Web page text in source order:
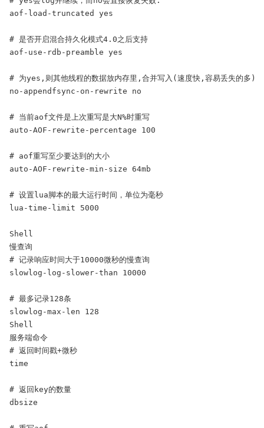
aof-load-truncated yes
# 是否开启混合持久化模式4.0之后支持
aof-use-rdb-preamble yes
# 为yes,则其他线程的数据放内存里,合并写入(速度快,容易丢失的多)
no-appendfsync-on-rewrite no
# 当前aof文件是上次重写是大N%时重写
auto-AOF-rewrite-percentage 100
# aof重写至少要达到的大小
auto-AOF-rewrite-min-size 64mb
# 设置lua脚本的最大运行时间，单位为毫秒
lua-time-limit 5000
Shell
慢查询
# 记录响应时间大于10000微秒的慢查询
slowlog-log-slower-than 10000
# 最多记录128条
slowlog-max-len 128
Shell
服务端命令
# 返回时间戳+微秒
time
# 返回key的数量
dbsize